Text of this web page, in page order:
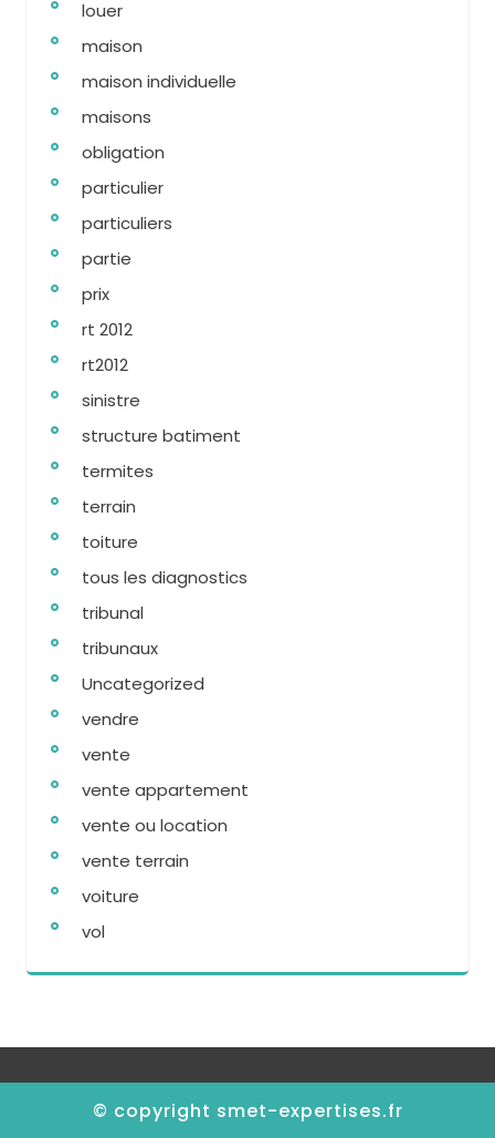
louer
maison
maison individuelle
maisons
obligation
particulier
particuliers
partie
prix
rt 2012
rt2012
sinistre
structure batiment
termites
terrain
toiture
tous les diagnostics
tribunal
tribunaux
Uncategorized
vendre
vente
vente appartement
vente ou location
vente terrain
voiture
vol
© copyright smet-expertises.fr